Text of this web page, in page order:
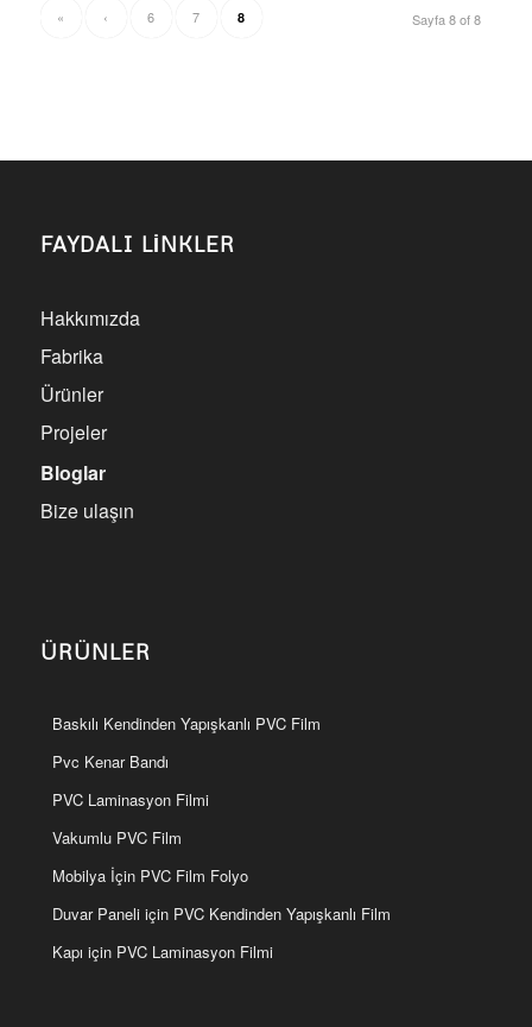
Sayfa 8 of 8
« ‹ 6 7 8
FAYDALI LİNKLER
Hakkımızda
Fabrika
Ürünler
Projeler
Bloglar
Bize ulaşın
ÜRÜNLER
Baskılı Kendinden Yapışkanlı PVC Film
Pvc Kenar Bandı
PVC Laminasyon Filmi
Vakumlu PVC Film
Mobilya İçin PVC Film Folyo
Duvar Paneli için PVC Kendinden Yapışkanlı Film
Kapı için PVC Laminasyon Filmi